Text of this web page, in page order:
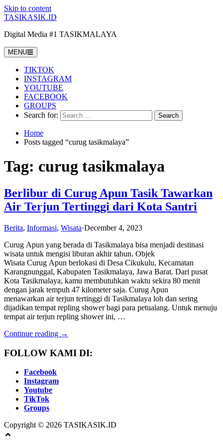
Skip to content
TASIKASIK.ID
Digital Media #1 TASIKMALAYA
MENU
TIKTOK
INSTAGRAM
YOUTUBE
FACEBOOK
GROUPS
Search for:
Home
Posts tagged “curug tasikmalaya”
Tag: curug tasikmalaya
Berlibur di Curug Apun Tasik Tawarkan
Air Terjun Tertinggi dari Kota Santri
Berita, Informasi, Wisata·December 4, 2023
Curug Apun yang berada di Tasikmalaya bisa menjadi destinasi
wisata untuk mengisi liburan akhir tahun. Objek
Wisata Curug Apun berlokasi di Desa Cikukulu, Kecamatan
Karangnunggal, Kabupaten Tasikmalaya, Jawa Barat. Dari pusat
Kota Tasikmalaya, kamu membutuhkan waktu sekira 80 menit
dengan jarak tempuh 47 kilometer saja. Curug Apun
menawarkan air terjun tertinggi di Tasikmalaya loh dan sering
dijadikan tempat repling shower bagi para petualang. Untuk menuju
tempat air terjun repling shower ini, …
Continue reading →
FOLLOW KAMI DI:
Facebook
Instagram
Youtube
TikTok
Groups
Copyright © 2026 TASIKASIK.ID